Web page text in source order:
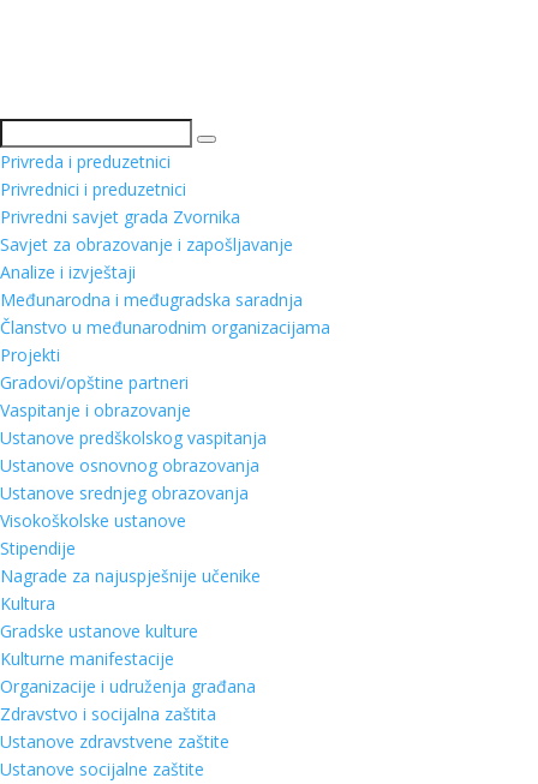
Pretraga
Privreda i preduzetnici
Privrednici i preduzetnici
Privredni savjet grada Zvornika
Savjet za obrazovanje i zapošljavanje
Analize i izvještaji
Međunarodna i međugradska saradnja
Članstvo u međunarodnim organizacijama
Projekti
Gradovi/opštine partneri
Vaspitanje i obrazovanje
Ustanove predškolskog vaspitanja
Ustanove osnovnog obrazovanja
Ustanove srednjeg obrazovanja
Visokoškolske ustanove
Stipendije
Nagrade za najuspješnije učenike
Kultura
Gradske ustanove kulture
Kulturne manifestacije
Organizacije i udruženja građana
Zdravstvo i socijalna zaštita
Ustanove zdravstvene zaštite
Ustanove socijalne zaštite